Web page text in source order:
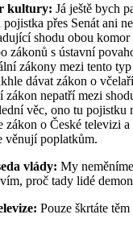
kultury: Já ještě bych
přes Senát ani
shodu obou
zákonů s ústavní
zákony mezi tento
dávat zákon o
zákon nepatří mezi
věc, ono tu pojistku
zákon o České televizi a
věnují poplatkům.
vlády: My
proč tady lidé
Pouze škrtáte